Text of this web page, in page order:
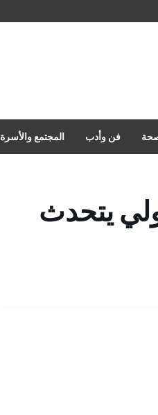
فن وأدب المجتمع والأسرة
يتحدث